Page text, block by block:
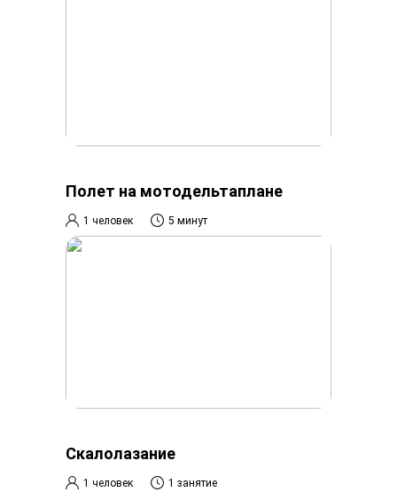
Полет на мотодельтаплане
1 человек 5 минут
Скалолазание
1 человек 1 занятие